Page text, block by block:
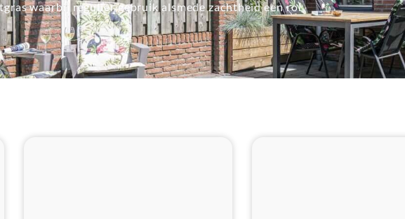
waarbij regulier gebruik alsmede zachtheid een rol